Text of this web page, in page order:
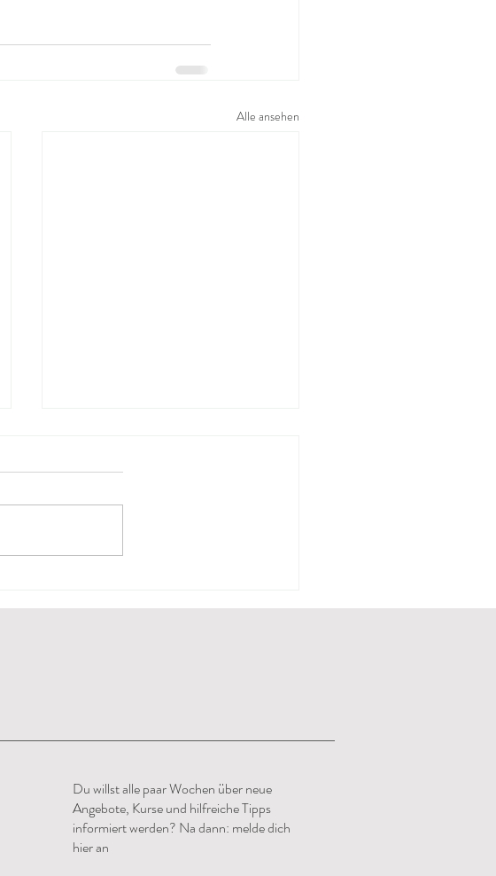
Alle ansehen
Du willst alle paar Wochen über neue
Angebote, Kurse und hilfreiche Tipps
informiert werden? Na dann: melde dich
hier an